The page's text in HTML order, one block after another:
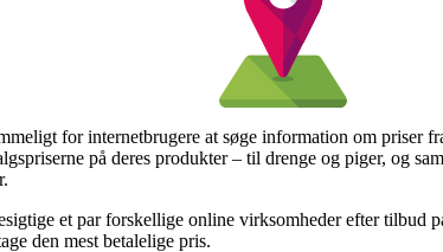
for internetbrugere at søge information om priser
på deres produkter – til drenge og piger, og
et par forskellige online virksomheder efter
den mest betalelige pris.